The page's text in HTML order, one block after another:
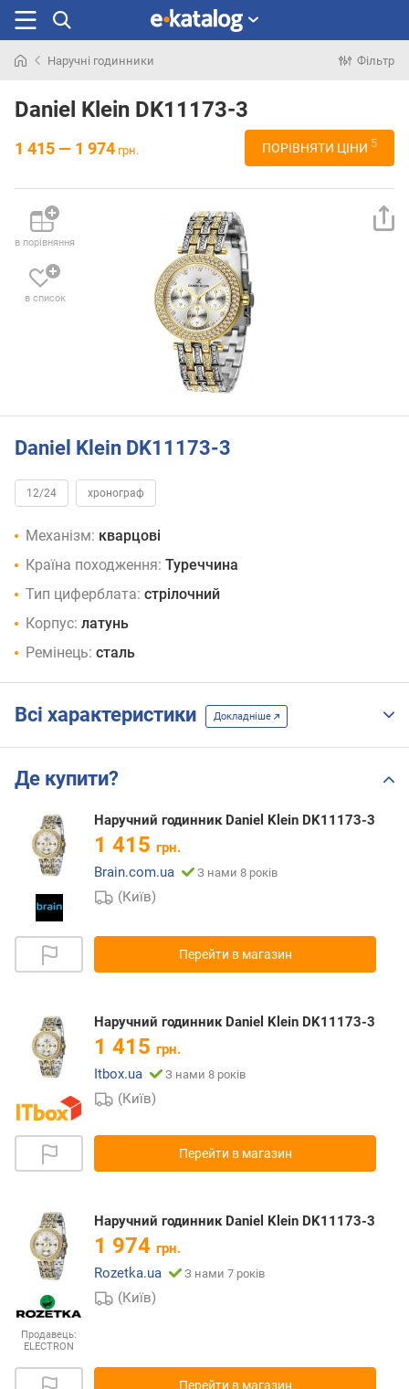
раніше
Наручні годинники Фільтр
Daniel Klein DK11173-3
1 415 — 1 974 грн. ПОРІВНЯТИ ЦІНИ 5
в порівняння
в список
Daniel Klein DK11173-3
12/24 хронограф
Механізм: кварцові
Країна походження: Туреччина
Тип циферблата: стрілочний
Корпус: латунь
Ремінець: сталь
Всі характеристики Докладніше
Де купити?
Наручний годинник Daniel Klein DK11173-3
1 415 грн.
Brain.com.ua
З нами 8 років
(Київ)
Перейти в магазин
Наручний годинник Daniel Klein DK11173-3
1 415 грн.
Itbox.ua
З нами 8 років
(Київ)
Перейти в магазин
Продавець:
ELECTRON
Наручний годинник Daniel Klein DK11173-3
1 974 грн.
Rozetka.ua
З нами 7 років
(Київ)
Перейти в магазин